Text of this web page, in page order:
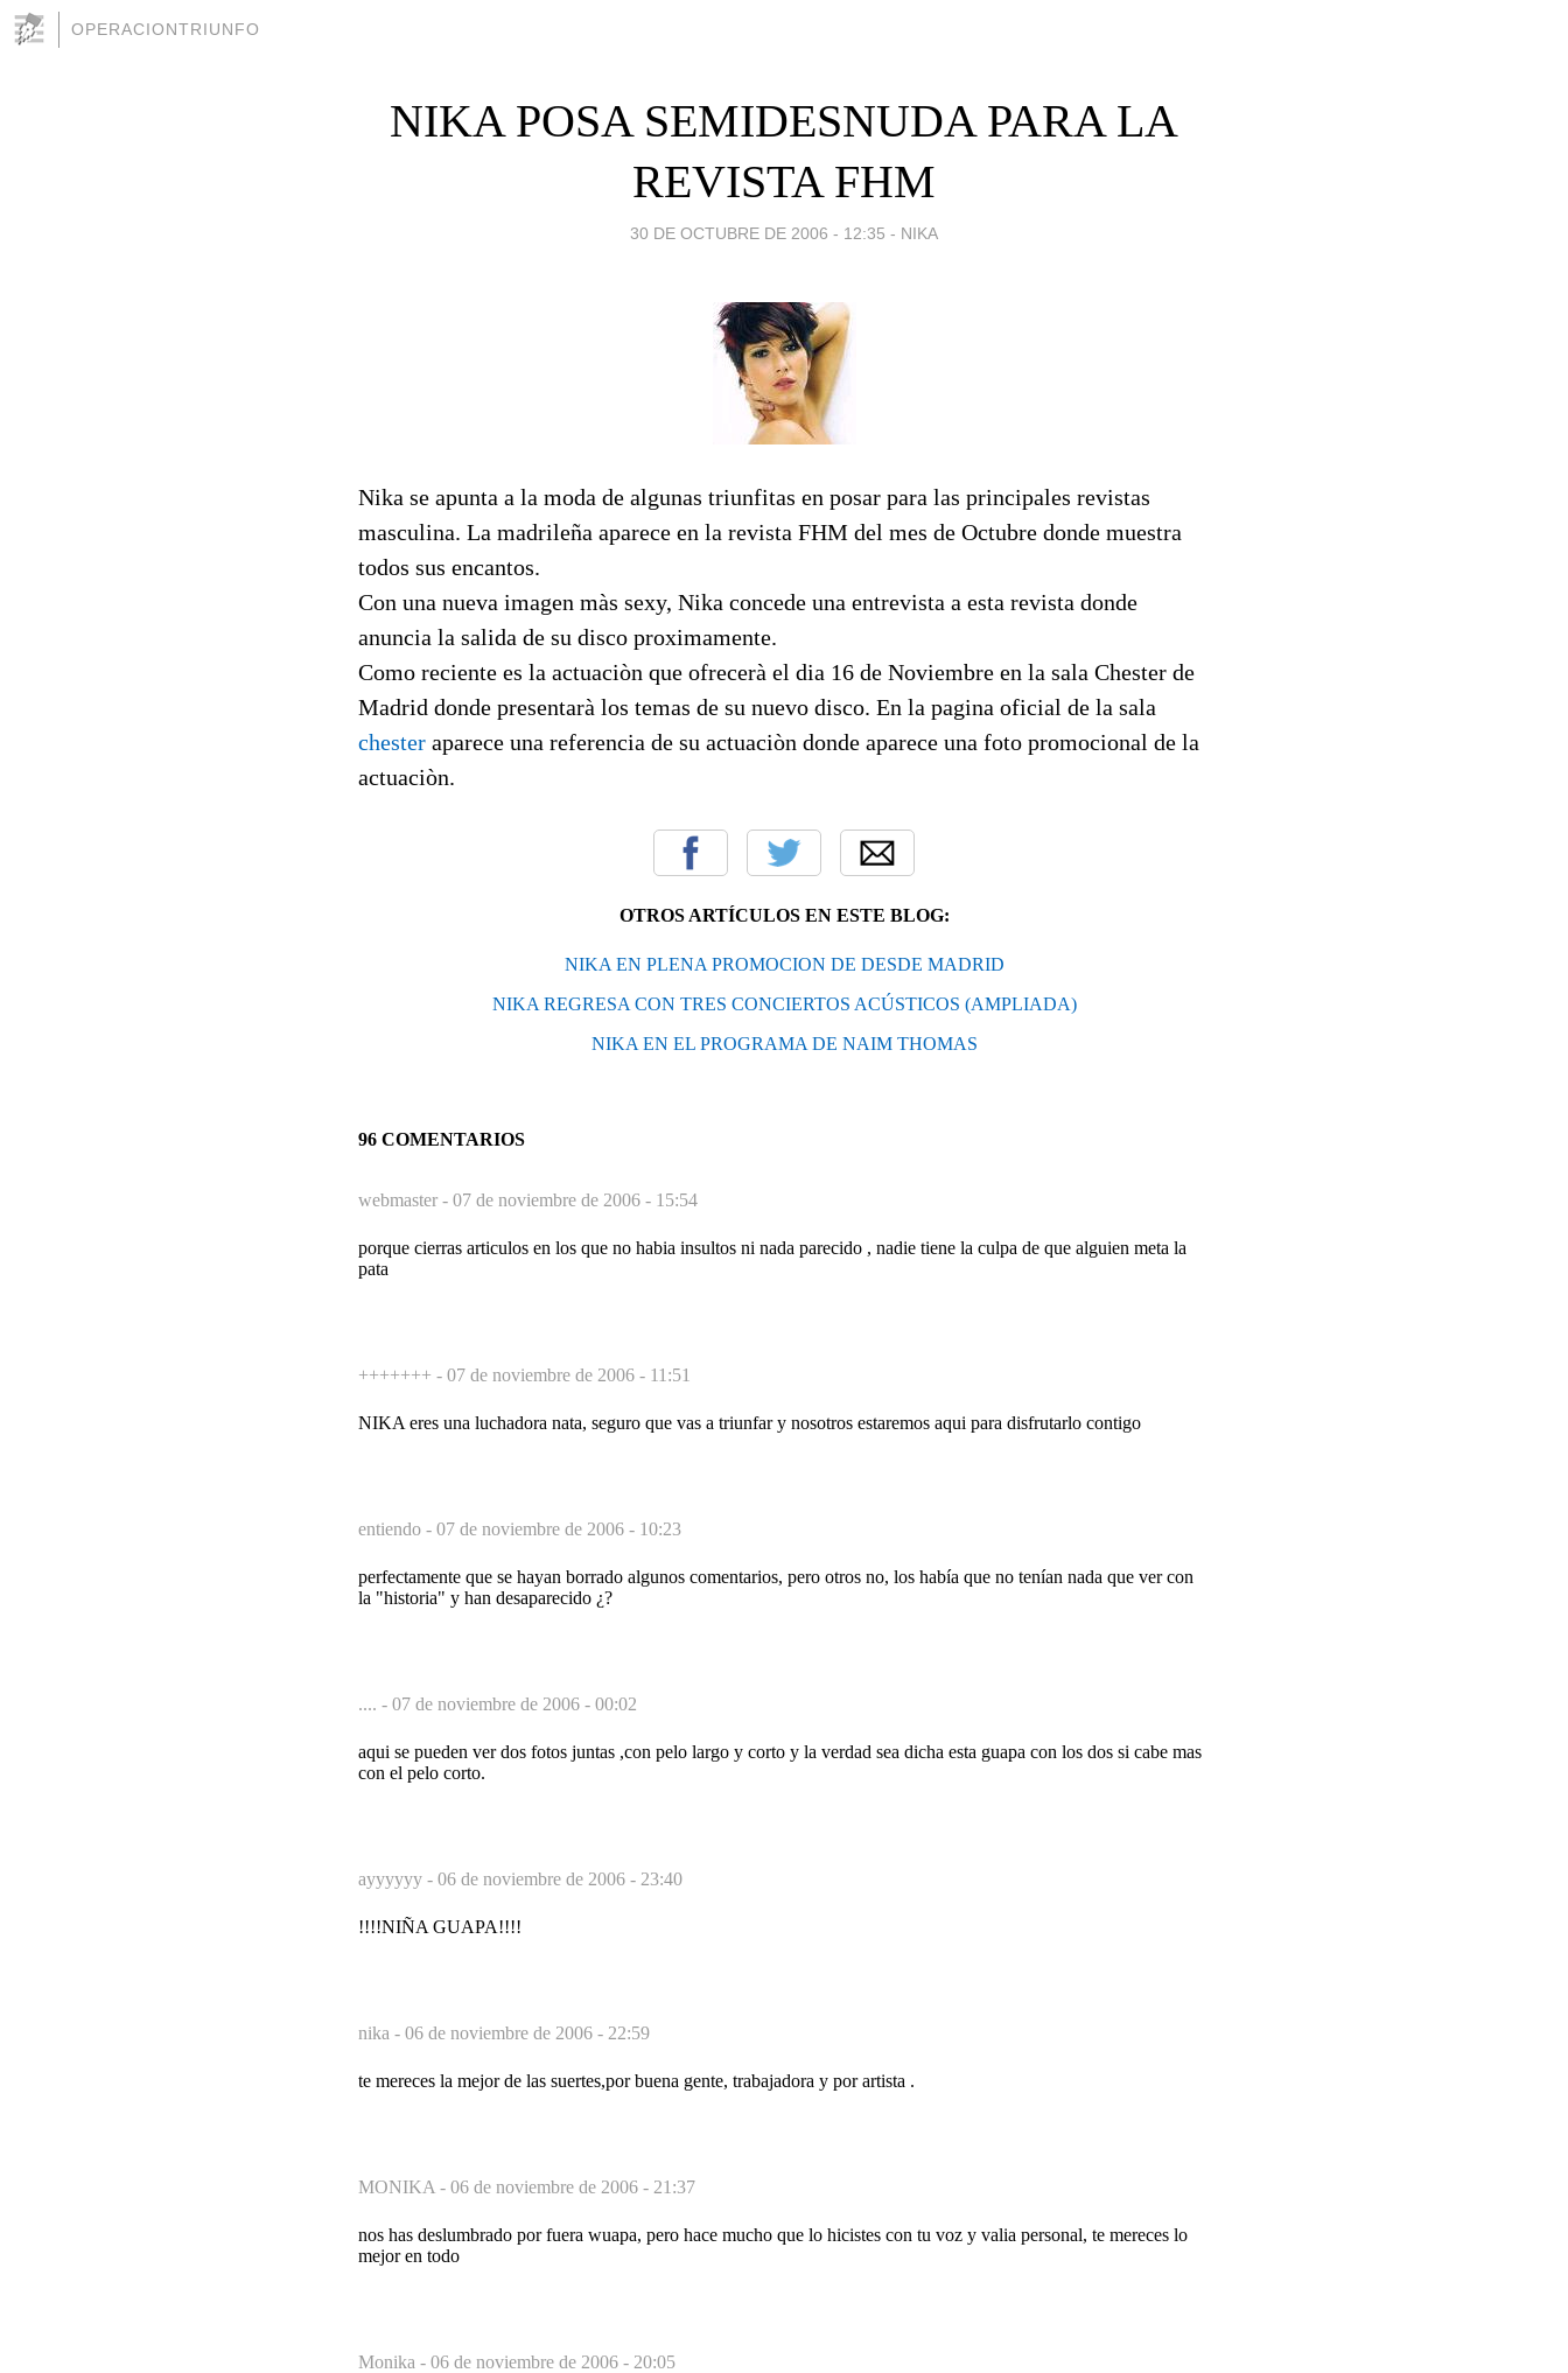
OPERACIONTRIUNFO
NIKA POSA SEMIDESNUDA PARA LA
REVISTA FHM
30 DE OCTUBRE DE 2006 - 12:35 - NIKA
Nika se apunta a la moda de algunas triunfitas en posar para las principales revistas
masculina. La madrileña aparece en la revista FHM del mes de Octubre donde muestra
todos sus encantos.
Con una nueva imagen màs sexy, Nika concede una entrevista a esta revista donde
anuncia la salida de su disco proximamente.
Como reciente es la actuaciòn que ofrecerà el dia 16 de Noviembre en la sala Chester de
Madrid donde presentarà los temas de su nuevo disco. En la pagina oficial de la sala
chester aparece una referencia de su actuaciòn donde aparece una foto promocional de la
actuaciòn.
OTROS ARTÍCULOS EN ESTE BLOG:
NIKA EN PLENA PROMOCION DE DESDE MADRID
NIKA REGRESA CON TRES CONCIERTOS ACÚSTICOS (AMPLIADA)
NIKA EN EL PROGRAMA DE NAIM THOMAS
96 COMENTARIOS
webmaster - 07 de noviembre de 2006 - 15:54
porque cierras articulos en los que no habia insultos ni nada parecido , nadie tiene la culpa de que alguien meta la
pata
+++++++ - 07 de noviembre de 2006 - 11:51
NIKA eres una luchadora nata, seguro que vas a triunfar y nosotros estaremos aqui para disfrutarlo contigo
entiendo - 07 de noviembre de 2006 - 10:23
perfectamente que se hayan borrado algunos comentarios, pero otros no, los había que no tenían nada que ver con
la "historia" y han desaparecido ¿?
.... - 07 de noviembre de 2006 - 00:02
aqui se pueden ver dos fotos juntas ,con pelo largo y corto y la verdad sea dicha esta guapa con los dos si cabe mas
con el pelo corto.
ayyyyyy - 06 de noviembre de 2006 - 23:40
!!!!NIÑA GUAPA!!!!
nika - 06 de noviembre de 2006 - 22:59
te mereces la mejor de las suertes,por buena gente, trabajadora y por artista .
MONIKA - 06 de noviembre de 2006 - 21:37
nos has deslumbrado por fuera wuapa, pero hace mucho que lo hicistes con tu voz y valia personal, te mereces lo
mejor en todo
Monika - 06 de noviembre de 2006 - 20:05